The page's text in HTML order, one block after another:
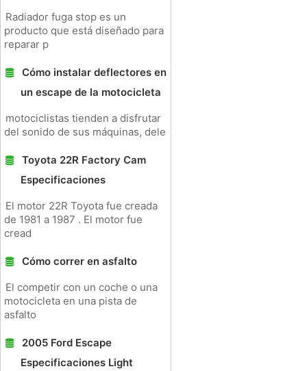
Radiador fuga stop es un
producto que está diseñado para
reparar p
Cómo instalar deflectores en
un escape de la motocicleta
motociclistas tienden a disfrutar
del sonido de sus máquinas, dele
Toyota 22R Factory Cam
Especificaciones
El motor 22R Toyota fue creada
de 1981 a 1987 . El motor fue
cread
Cómo correr en asfalto
El competir con un coche o una
motocicleta en una pista de
asfalto
2005 Ford Escape
Especificaciones Light